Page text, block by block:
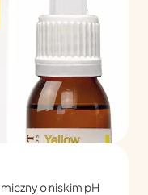
o niskim pH